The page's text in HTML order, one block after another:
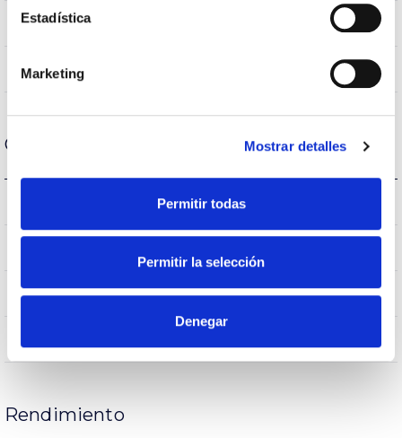
Estadística
Marketing
Mostrar detalles
Permitir todas
Permitir la selección
Denegar
Óptica VA00L1P
Flujo Hemisférico Superior 0,0%
Carcasa y Acabado
IK Protección contra impactos
Intensidad (A) 65
Rendimiento